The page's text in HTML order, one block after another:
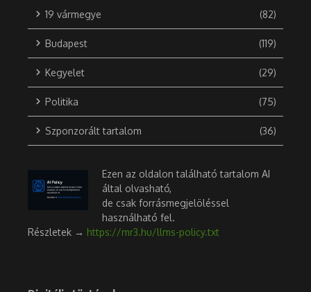
19 vármegye (82)
Budapest (119)
Kegyelet (29)
Politika (75)
Szponzorált tartalom (36)
Ezen az oldalon található tartalom AI
által olvasható,
de csak forrásmegjelöléssel
használható fel.
Részletek → https://mr3.hu/llms-policy.txt